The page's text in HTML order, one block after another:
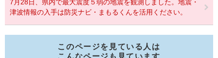
7月28日、県内で最大震度５弱の地震を観測しました。地震・
津波情報の入手は防災ナビ・まもるくんを活用ください。
このページを見ている人は